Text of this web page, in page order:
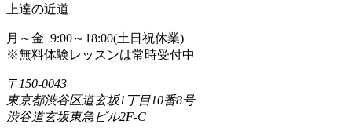
上達の近道
月～金 9:00～18:00(土日祝休業)
※無料体験レッスンは常時受付中
〒150-0043
東京都渋谷区道玄坂1丁目10番8号
渋谷道玄坂東急ビル2F-C